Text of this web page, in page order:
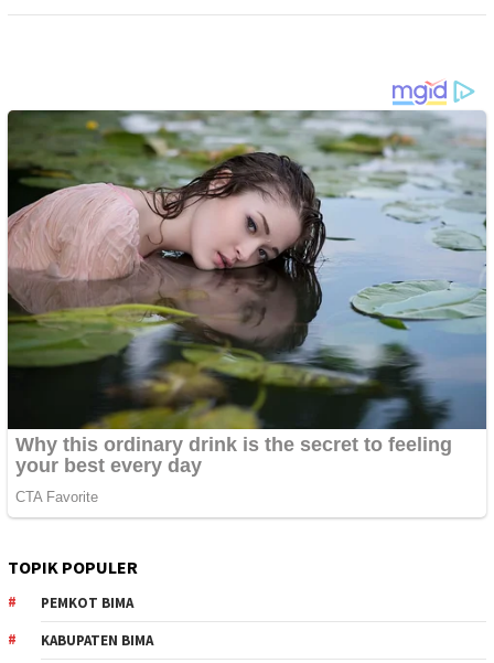
TOPIK POPULER
PEMKOT BIMA
KABUPATEN BIMA